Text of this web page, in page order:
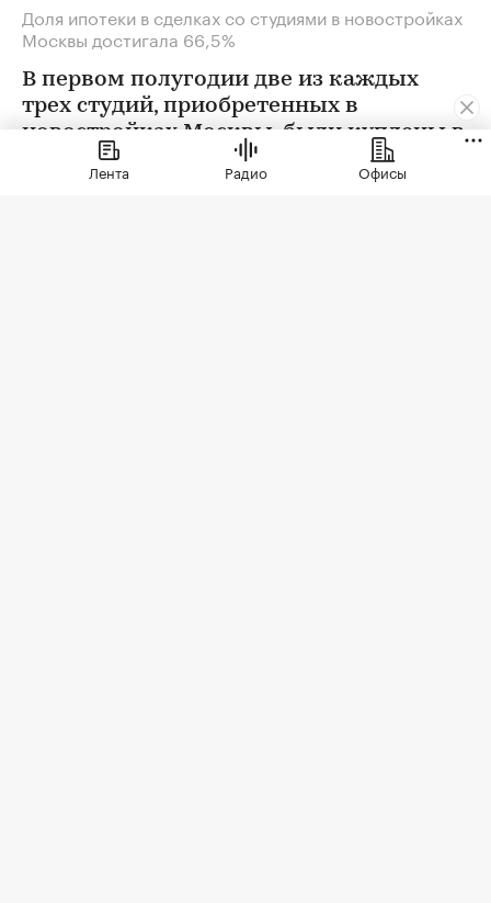
Доля ипотеки в сделках со студиями в новостройках
Москвы достигала 66,5%
В первом полугодии две из каждых
трех студий, приобретенных в
новостройках Москвы, были куплены в
ипотеку. В сегменте трешек ипотечных
сделок менее половины, а среди
Лента Радио Офисы